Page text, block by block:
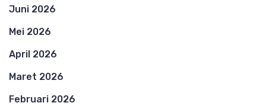
Juni 2026
Mei 2026
April 2026
Maret 2026
Februari 2026